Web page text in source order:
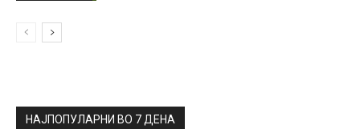
НАЈПОПУЛАРНИ ВО 7 ДЕНА